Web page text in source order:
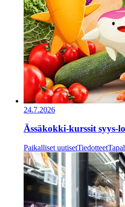
24.7.2026
Ässäkokki-kurssit syys-
Paikalliset uutisetTiedotteet